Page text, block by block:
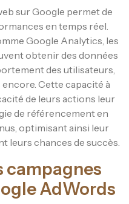
sur Google permet de
en temps réel.
Google Analytics, les
obtenir des données
des utilisateurs,
Cette capacité à
de leurs actions leur
de référencement en
optimisant ainsi leur
leurs chances de succès.
campagnes
AdWords